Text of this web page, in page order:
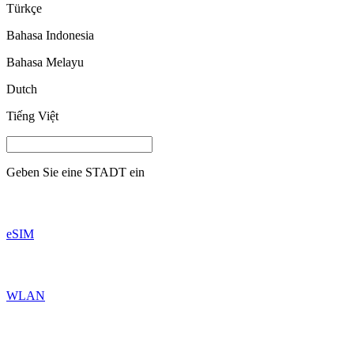
Türkçe
Bahasa Indonesia
Bahasa Melayu
Dutch
Tiếng Việt
Geben Sie eine STADT ein
eSIM
WLAN